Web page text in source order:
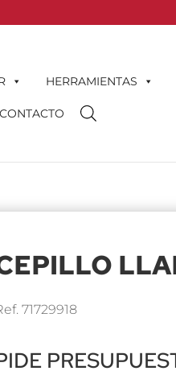
HERRAMIENTAS
CONTACTO
71729918